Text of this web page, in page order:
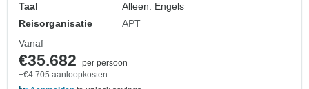
Taal
Alleen: Engels
Reisorganisatie
APT
Vanaf
€35.682
per persoon
+€4.705 aanloopkosten